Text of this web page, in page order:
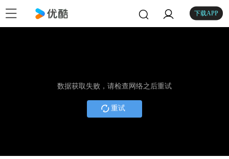
下载APP
数据获取失败，请检查网络之后重试
重试